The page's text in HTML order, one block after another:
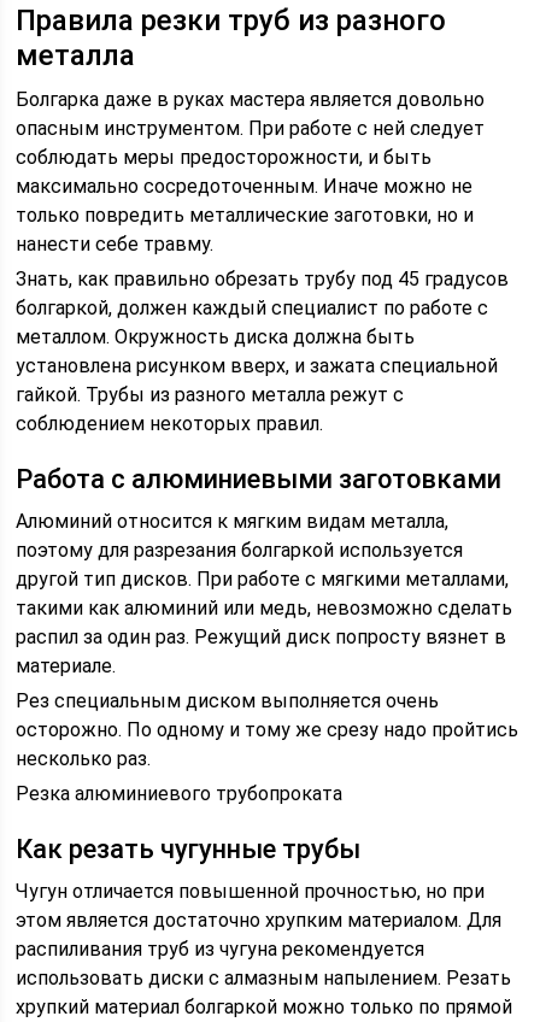
Правила резки труб из разного
металла
Болгарка даже в руках мастера является довольно
опасным инструментом. При работе с ней следует
соблюдать меры предосторожности, и быть
максимально сосредоточенным. Иначе можно не
только повредить металлические заготовки, но и
нанести себе травму.
Знать, как правильно обрезать трубу под 45 градусов
болгаркой, должен каждый специалист по работе с
металлом. Окружность диска должна быть
установлена рисунком вверх, и зажата специальной
гайкой. Трубы из разного металла режут с
соблюдением некоторых правил.
Работа с алюминиевыми заготовками
Алюминий относится к мягким видам металла,
поэтому для разрезания болгаркой используется
другой тип дисков. При работе с мягкими металлами,
такими как алюминий или медь, невозможно сделать
распил за один раз. Режущий диск попросту вязнет в
материале.
Рез специальным диском выполняется очень
осторожно. По одному и тому же срезу надо пройтись
несколько раз.
Резка алюминиевого трубопроката
Как резать чугунные трубы
Чугун отличается повышенной прочностью, но при
этом является достаточно хрупким материалом. Для
распиливания труб из чугуна рекомендуется
использовать диски с алмазным напылением. Резать
хрупкий материал болгаркой можно только по прямой